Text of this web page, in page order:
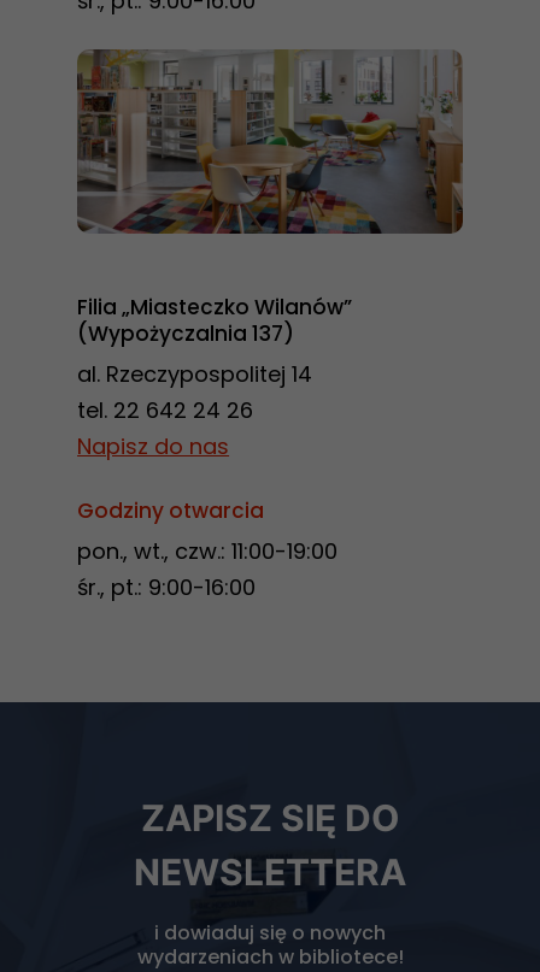
Filia „Miasteczko Wilanów”
(Wypożyczalnia 137)
al. Rzeczypospolitej 14
tel. 22 642 24 26
Napisz do nas
Godziny otwarcia
pon., wt., czw.: 11:00-19:00
śr., pt.: 9:00-16:00
biblioteki
ZAPISZ SIĘ DO
NEWSLETTERA
i dowiaduj się o nowych
wydarzeniach w bibliotece!
podczas
twojego
przejścia na nią.
Jeśli odrzucisz
te pliki cookie,
niektóre funkcje
odwiedzania naszej